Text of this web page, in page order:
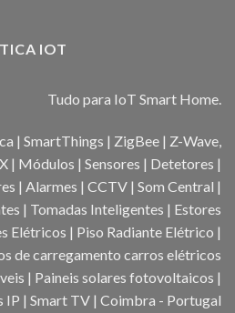
IOT
Tudo para IoT Smart Home.
| SmartThings | ZigBee | Z-Wave,
| Módulos | Sensores | Detetores |
| Alarmes | CCTV | Som Central |
| Tomadas Inteligentes | Estores
Elétricos | Piso Radiante Elétrico |
de carregamento carros elétricos
| Paineis solares fotovoltaicos |
IP | Smart TV | Coimbra - Portugal